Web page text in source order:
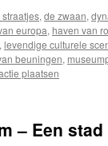
, de zwaan,
europa, haven van
, levendige culturele
beuningen,
plaatsen
– Een